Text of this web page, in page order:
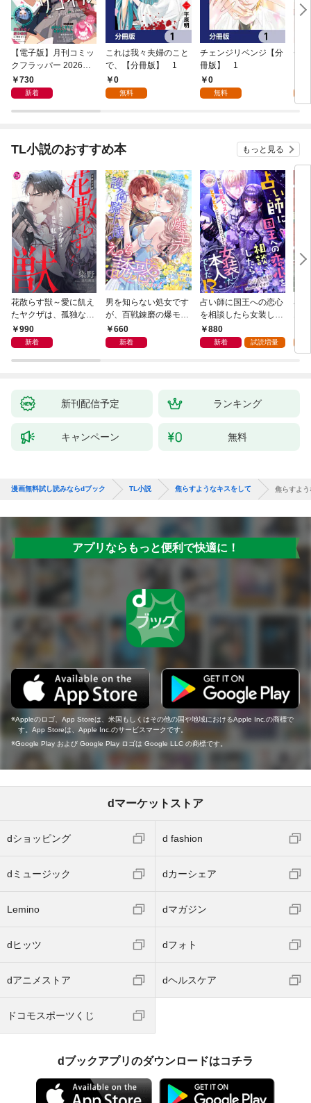
【電子版】月刊コミッ
クフラッパー 2026年9
月号730
新着
これは我々夫婦のこと
で、【分冊版】 1
0
無料
チェンジリベンジ【分
冊版】 1
0
無料
チ
TL小説のおすすめ本 もっと見る
花散らす獣～愛に飢え
たヤクザは、孤独な私
をかき乱す～
990
新着
男を知らない処女です
が、百戦錬磨の爆モテ
護衛騎士様をえっちに
誘惑してみます！
660
新着
占い師に国王への恋心
を相談したら女装した
本人でした！？ 秘密
の官能レッスンでとろ
880
新着 試読増量
小
新刊配信予定 ランキング
キャンペーン 無料
漫画無料試し読みならdブック TL小説 焦らすようなキスをして 焦らすよ
アプリならもっと便利で快適に！
Appleのロゴ、App Storeは、米国もしくはその他の国や地域におけるApple Inc.の商標で
す。App Storeは、Apple Inc.のサービスマークです。
Google Play および Google Play ロゴは Google LLC の商標です。
dマーケットストア
dショッピング d fashion
dミュージック dカーシェア
Lemino dマガジン
dヒッツ dフォト
dアニメストア dヘルスケア
ドコモスポーツくじ
dブックアプリのダウンロードはコチラ